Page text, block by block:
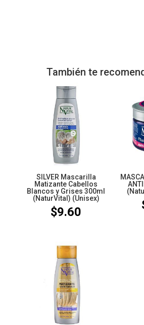
También te
SILVER Mascarilla
Matizante Cabellos
Blancos y Grises 300ml
(NaturVital) (Unisex)
$9.60